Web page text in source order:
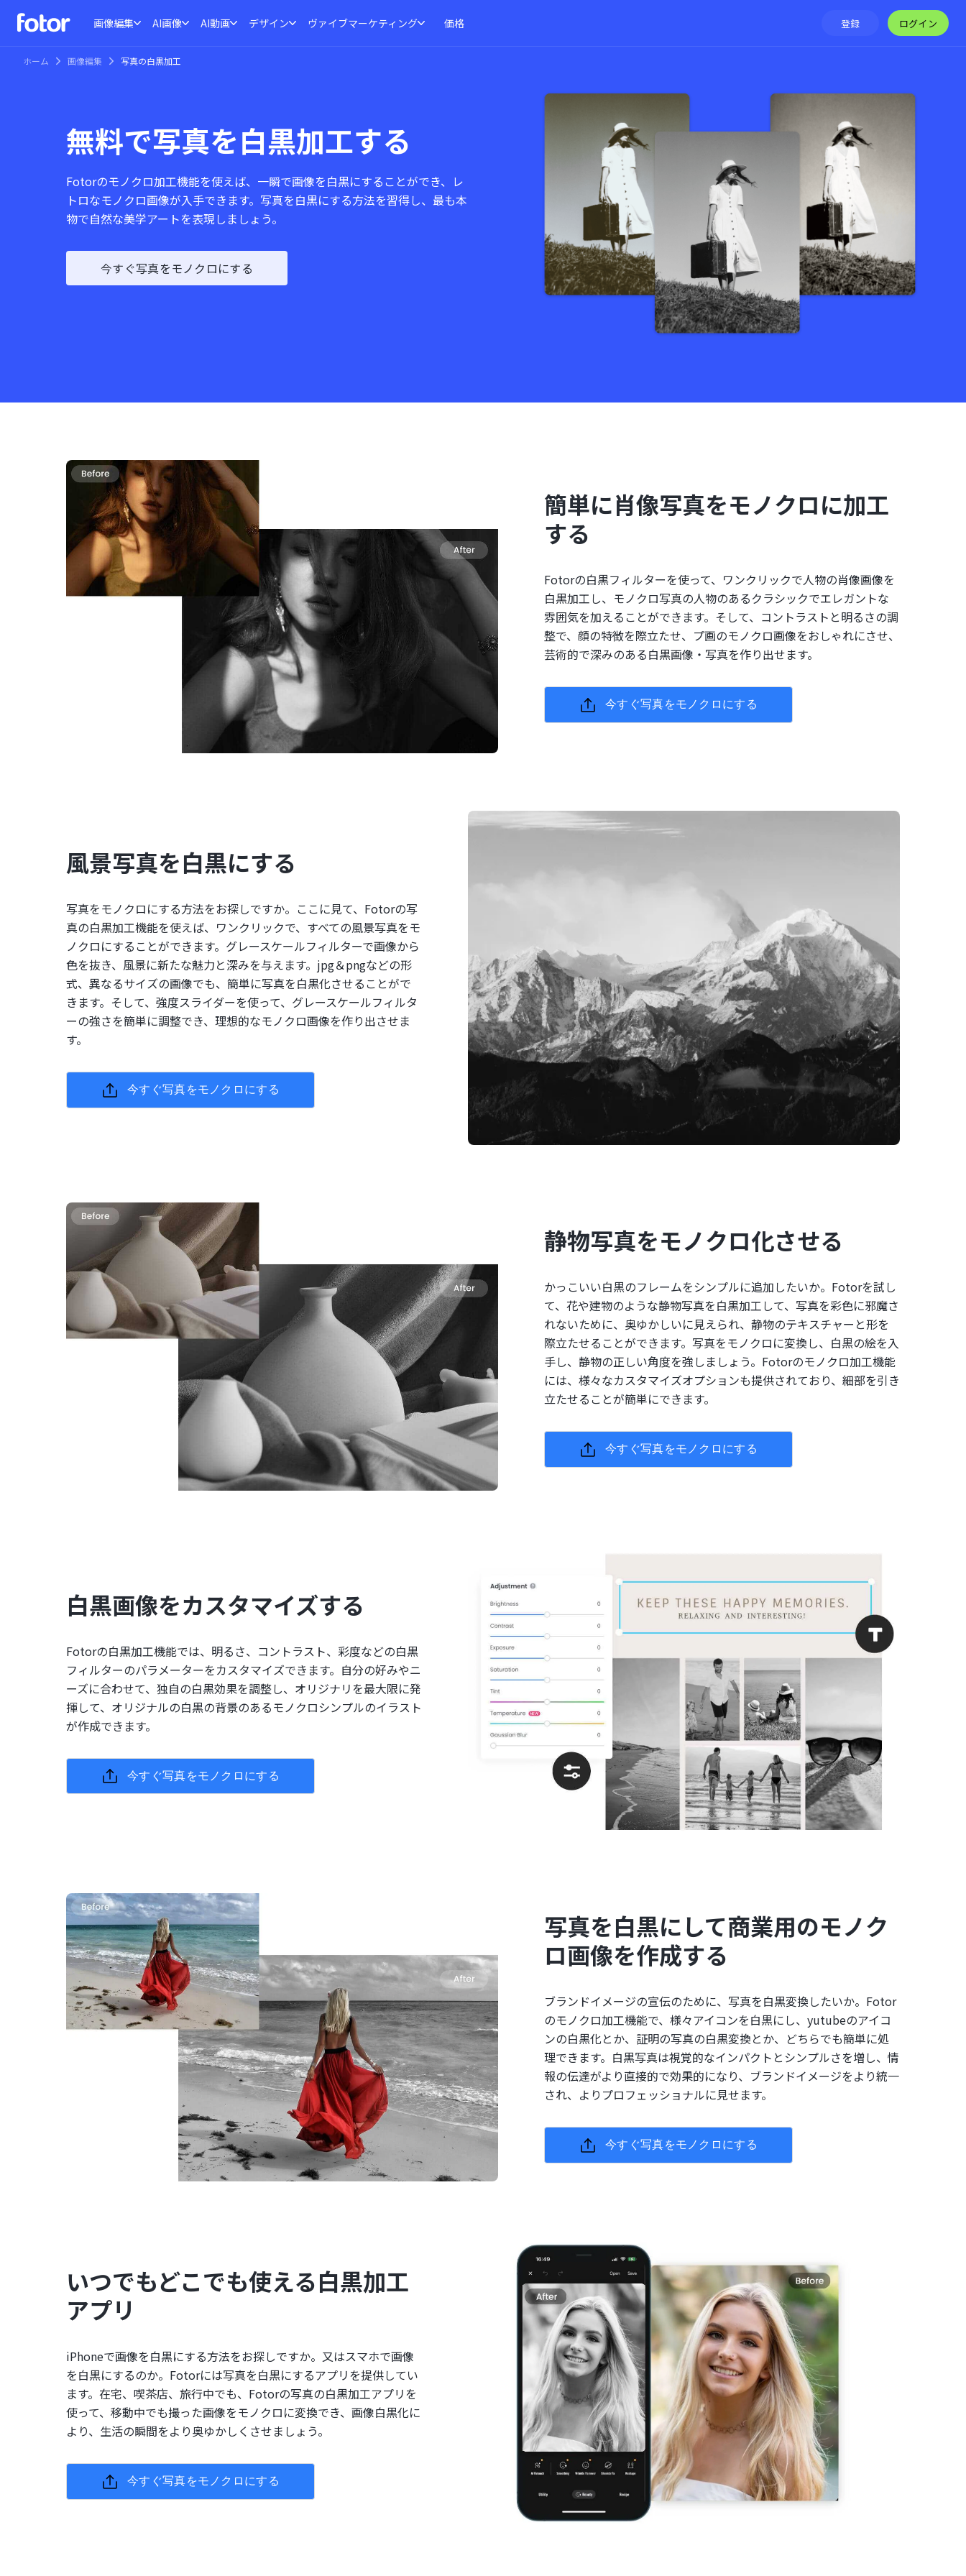
画像編集 AI画像 AI動画 デザイン ヴァイブマーケティング 価格 登録 ログイン
ホーム 画像編集 写真の白黒加工
無料で写真を白黒加工する
Fotorのモノクロ加工機能を使えば、一瞬で画像を白黒にすることができ、レ
トロなモノクロ画像が入手できます。写真を白黒にする方法を習得し、最も本
物で自然な美学アートを表現しましょう。
今すぐ写真をモノクロにする
簡単に肖像写真をモノクロに加工
する
Fotorの白黒フィルターを使って、ワンクリックで人物の肖像画像を
白黒加工し、モノクロ写真の人物のあるクラシックでエレガントな
雰囲気を加えることができます。そして、コントラストと明るさの調
整で、顔の特徴を際立たせ、プ画のモノクロ画像をおしゃれにさせ、
芸術的で深みのある白黒画像・写真を作り出せます。
今すぐ写真をモノクロにする
風景写真を白黒にする
写真をモノクロにする方法をお探しですか。ここに見て、Fotorの写
真の白黒加工機能を使えば、ワンクリックで、すべての風景写真をモ
ノクロにすることができます。グレースケールフィルターで画像から
色を抜き、風景に新たな魅力と深みを与えます。jpg＆pngなどの形
式、異なるサイズの画像でも、簡単に写真を白黒化させることがで
きます。そして、強度スライダーを使って、グレースケールフィルタ
ーの強さを簡単に調整でき、理想的なモノクロ画像を作り出させま
す。
今すぐ写真をモノクロにする
静物写真をモノクロ化させる
かっこいい白黒のフレームをシンプルに追加したいか。Fotorを試し
て、花や建物のような静物写真を白黒加工して、写真を彩色に邪魔さ
れないために、奥ゆかしいに見えられ、静物のテキスチャーと形を
際立たせることができます。写真をモノクロに変換し、白黒の絵を入
手し、静物の正しい角度を強しましょう。Fotorのモノクロ加工機能
には、様々なカスタマイズオプションも提供されており、細部を引き
立たせることが簡単にできます。
今すぐ写真をモノクロにする
白黒画像をカスタマイズする
Fotorの白黒加工機能では、明るさ、コントラスト、彩度などの白黒
フィルターのパラメーターをカスタマイズできます。自分の好みやニ
ーズに合わせて、独自の白黒効果を調整し、オリジナリを最大限に発
揮して、オリジナルの白黒の背景のあるモノクロシンプルのイラスト
が作成できます。
今すぐ写真をモノクロにする
写真を白黒にして商業用のモノク
ロ画像を作成する
ブランドイメージの宣伝のために、写真を白黒変換したいか。Fotor
のモノクロ加工機能で、様々アイコンを白黒にし、yutubeのアイコ
ンの白黒化とか、証明の写真の白黒変換とか、どちらでも簡単に処
理できます。白黒写真は視覚的なインパクトとシンプルさを増し、情
報の伝達がより直接的で効果的になり、ブランドイメージをより統一
され、よりプロフェッショナルに見せます。
今すぐ写真をモノクロにする
いつでもどこでも使える白黒加工
アプリ
iPhoneで画像を白黒にする方法をお探しですか。又はスマホで画像
を白黒にするのか。Fotorには写真を白黒にするアプリを提供してい
ます。在宅、喫茶店、旅行中でも、Fotorの写真の白黒加工アプリを
使って、移動中でも撮った画像をモノクロに変換でき、画像白黒化に
より、生活の瞬間をより奥ゆかしくさせましょう。
今すぐ写真をモノクロにする